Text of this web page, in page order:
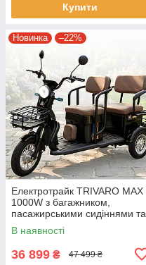
Купити
Новинка –22%
Електротрайк TRIVARO MAX
1000W з багажником,
пасажирськими сидіннями та
амортизацією Чорний
В наявності
36 899 ₴ 47 499 ₴